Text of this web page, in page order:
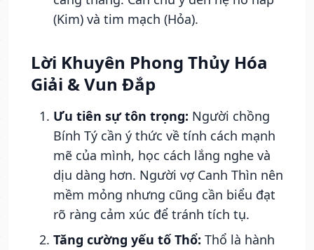
(Kim) và tim mạch (Hỏa).
Lời Khuyên Phong Thủy Hóa
Giải & Vun Đắp
Ưu tiên sự tôn trọng: Người chồng
Bính Tý cần ý thức về tính cách mạnh
mẽ của mình, học cách lắng nghe và
dịu dàng hơn. Người vợ Canh Thìn nên
mềm mỏng nhưng cũng cần biểu đạt
rõ ràng cảm xúc để tránh tích tụ.
Tăng cường yếu tố Thổ: Thổ là hành